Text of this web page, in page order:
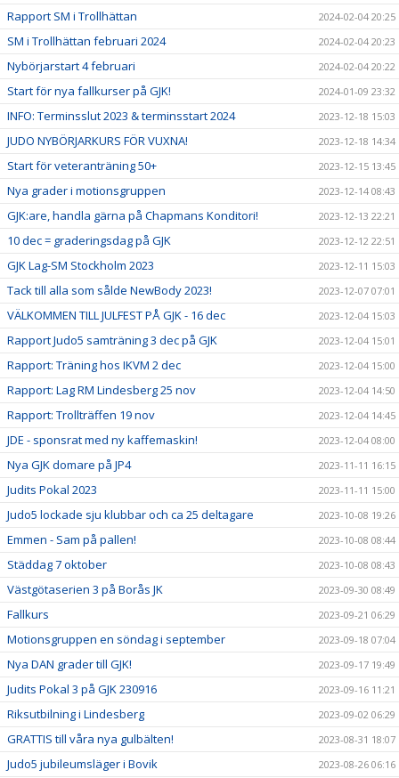
Rapport SM i Trollhättan 2024-02-04 20:25
SM i Trollhättan februari 2024 2024-02-04 20:23
Nybörjarstart 4 februari 2024-02-04 20:22
Start för nya fallkurser på GJK! 2024-01-09 23:32
INFO: Terminsslut 2023 & terminsstart 2024 2023-12-18 15:03
JUDO NYBÖRJARKURS FÖR VUXNA! 2023-12-18 14:34
Start för veteranträning 50+ 2023-12-15 13:45
Nya grader i motionsgruppen 2023-12-14 08:43
GJK:are, handla gärna på Chapmans Konditori! 2023-12-13 22:21
10 dec = graderingsdag på GJK 2023-12-12 22:51
GJK Lag-SM Stockholm 2023 2023-12-11 15:03
Tack till alla som sålde NewBody 2023! 2023-12-07 07:01
VÄLKOMMEN TILL JULFEST PÅ GJK - 16 dec 2023-12-04 15:03
Rapport Judo5 samträning 3 dec på GJK 2023-12-04 15:01
Rapport: Träning hos IKVM 2 dec 2023-12-04 15:00
Rapport: Lag RM Lindesberg 25 nov 2023-12-04 14:50
Rapport: Trollträffen 19 nov 2023-12-04 14:45
JDE - sponsrat med ny kaffemaskin! 2023-12-04 08:00
Nya GJK domare på JP4 2023-11-11 16:15
Judits Pokal 2023 2023-11-11 15:00
Judo5 lockade sju klubbar och ca 25 deltagare 2023-10-08 19:26
Emmen - Sam på pallen! 2023-10-08 08:44
Städdag 7 oktober 2023-10-08 08:43
Västgötaserien 3 på Borås JK 2023-09-30 08:49
Fallkurs 2023-09-21 06:29
Motionsgruppen en söndag i september 2023-09-18 07:04
Nya DAN grader till GJK! 2023-09-17 19:49
Judits Pokal 3 på GJK 230916 2023-09-16 11:21
Riksutbilning i Lindesberg 2023-09-02 06:29
GRATTIS till våra nya gulbälten! 2023-08-31 18:07
Judo5 jubileumsläger i Bovik 2023-08-26 06:16